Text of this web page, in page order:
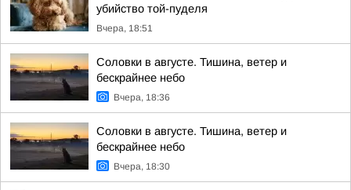
убийство той-пуделя
Вчера, 18:51
Соловки в августе. Тишина, ветер и
бескрайнее небо
Вчера, 18:36
Соловки в августе. Тишина, ветер и
бескрайнее небо
Вчера, 18:30